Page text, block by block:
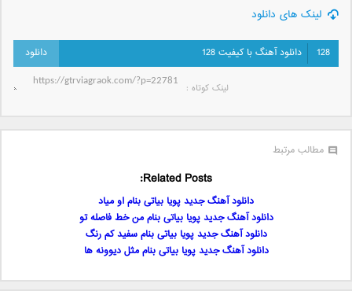
لینک های دانلود
128 دانلود آهنگ با کیفیت 128
لینک کوتاه‌ :
مطالب مرتبط
Related Posts:
دانلود آهنگ جدید پویا بیاتی بنام او میاد
دانلود آهنگ جدید پویا بیاتی بنام من خط فاصله تو
دانلود آهنگ جدید پویا بیاتی بنام سفید کم رنگ
دانلود آهنگ جدید پویا بیاتی بنام مثل دیوونه ها